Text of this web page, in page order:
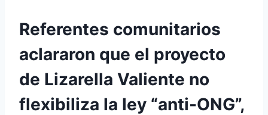
Referentes comunitarios
aclararon que el proyecto
de Lizarella Valiente no
flexibiliza la ley “anti-ONG”,